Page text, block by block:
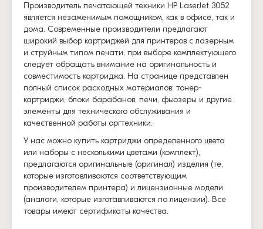
Производитель печатающей техники HP LaserJet 3052
является незаменимым помощником, как в офисе, так и
дома. Современные производители предлагают
широкий выбор картриджей для принтеров с лазерным
и струйным типом печати, при выборе комплектующего
следует обращать внимание на оригинальность и
совместимость картриджа. На странице представлен
полный список расходных материалов: тонер-
картриджи, блоки барабанов, печи, фьюзеры и другие
элементы для технического обслуживания и
качественной работы оргтехники.
У нас можно купить картриджи определенного цвета
или наборы с несколькими цветами (комплект),
предлагаются оригинальные (оригинал) изделия (те,
которые изготавливаются соответствующим
производителем принтера) и лицензионные модели
(аналоги, которые изготавливаются по лицензии). Все
товары имеют сертификаты качества.